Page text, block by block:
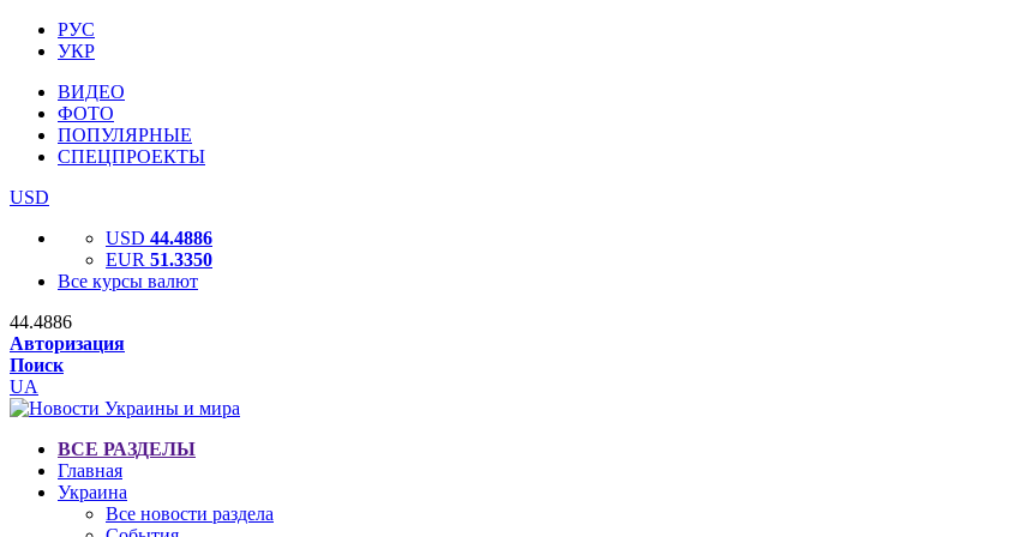
РУС
УКР
ВИДЕО
ФОТО
ПОПУЛЯРНЫЕ
СПЕЦПРОЕКТЫ
USD
USD 44.4886
EUR 51.3350
Все курсы валют
44.4886
Авторизация
Поиск
UA
ВСЕ РАЗДЕЛЫ
Главная
Украина
Все новости раздела